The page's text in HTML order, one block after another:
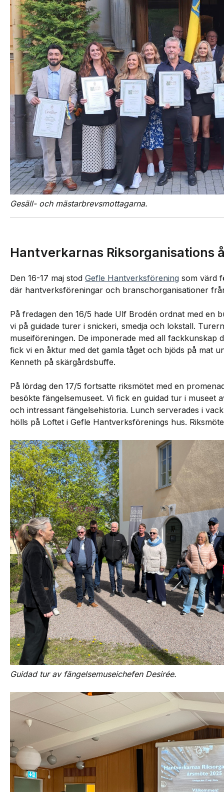
Gesäll- och mästarbrevsmottagarna.
Hantverkarnas Riksorganisations
Den 16-17 maj stod Gefle Hantverksförening som värd
där hantverksföreningar och branschorganisationer
På fredagen den 16/5 hade Ulf Brodén ordnat med en
vi på guidade turer i snickeri, smedja och lokstall.
museiföreningen. De imponerade med all
fick vi en åktur med det gamla tåget och bjöds på mat
Kenneth på skärgårdsbuffe.
På lördag den 17/5 fortsatte riksmötet med en
besökte fängelsemuseet. Vi fick en guidad tur i museet
och intressant fängelsehistoria. Lunch serverades i
hölls på Loftet i Gefle Hantverksförenings hus.
Guidad tur av fängelsemuseichefen Desirée.